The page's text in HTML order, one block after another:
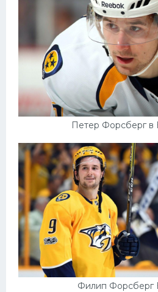
Петер Форсберг в
Филип Форсберг